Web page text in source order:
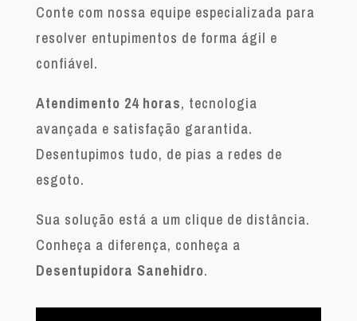
Conte com nossa equipe especializada para
resolver entupimentos de forma ágil e
confiável.
Atendimento 24 horas, tecnologia
avançada e satisfação garantida.
Desentupimos tudo, de pias a redes de
esgoto.
Sua solução está a um clique de distância.
Conheça a diferença, conheça a
Desentupidora Sanehidro.